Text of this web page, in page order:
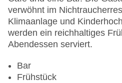
verwöhnt im
Klimaanlage und
werden ein reichhaltiges
Abendessen serviert.
Bar
Frühstück